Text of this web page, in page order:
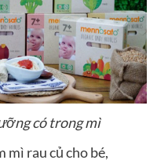
có trong mì
rau củ cho bé,